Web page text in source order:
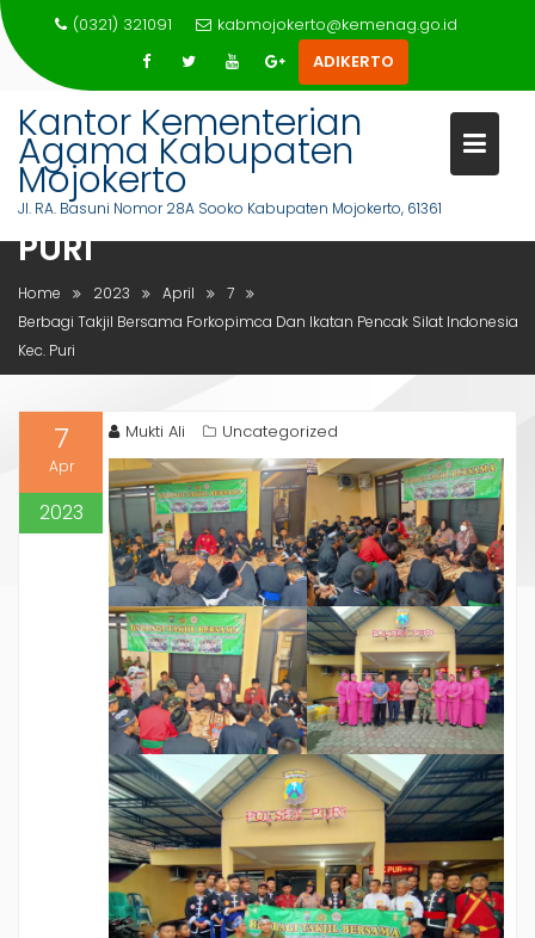
Skip
to
content
(0321) 321091
kabmojokerto@kemenag.go.id
ADIKERTO
Kantor Kementerian
Agama Kabupaten
Mojokerto
Jl. RA. Basuni Nomor 28A Sooko Kabupaten Mojokerto, 61361
BERBAGI TAKJIL BERSAMA
FORKOPIMCA DAN IKATAN
PENCAK SILAT INDONESIA KEC.
PURI
Home 2023 April
7
Berbagi Takjil Bersama Forkopimca Dan Ikatan Pencak Silat Indonesia
Kec. Puri
7
Apr
2023
Mukti Ali Uncategorized